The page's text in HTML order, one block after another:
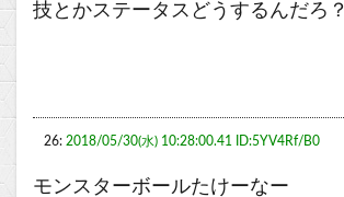
技とかステータスどうするんだろ？
26: 2018/05/30(水) 10:28:00.41 ID:5YV4Rf/B0
モンスターボールたけーなー